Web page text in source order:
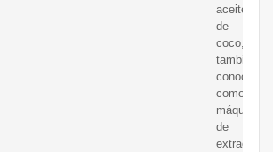
aceite
de
coco,
también
conocida
como
máquina
de
extracción